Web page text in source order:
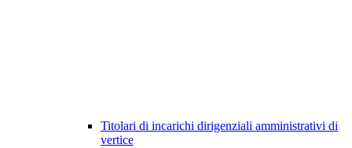
Titolari di incarichi dirigenziali amministrativi di
vertice